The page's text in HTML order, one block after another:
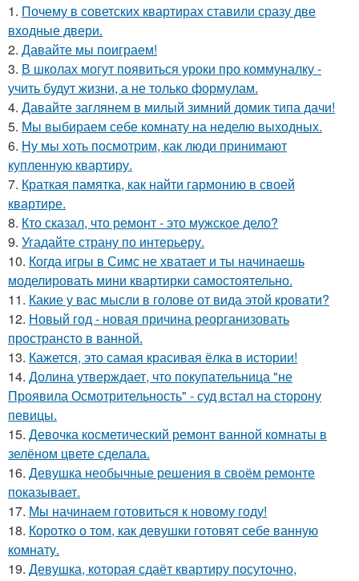
1. Почему в советских квартирах ставили сразу две
входные двери.
2. Давайте мы поиграем!
3. В школах могут появиться уроки про коммуналку -
учить будут жизни, а не только формулам.
4. Давайте заглянем в милый зимний домик типа дачи!
5. Мы выбираем себе комнату на неделю выходных.
6. Ну мы хоть посмотрим, как люди принимают
купленную квартиру.
7. Краткая памятка, как найти гармонию в своей
квартире.
8. Кто сказал, что ремонт - это мужское дело?
9. Угадайте страну по интерьеру.
10. Когда игры в Симс не хватает и ты начинаешь
моделировать мини квартирки самостоятельно.
11. Какие у вас мысли в голове от вида этой кровати?
12. Новый год - новая причина реорганизовать
пространсто в ванной.
13. Кажется, это самая красивая ёлка в истории!
14. Долина утверждает, что покупательница "не
Проявила Осмотрительность" - суд встал на сторону
певицы.
15. Девочка косметический ремонт ванной комнаты в
зелёном цвете сделала.
16. Девушка необычные решения в своём ремонте
показывает.
17. Мы начинаем готовиться к новому году!
18. Коротко о том, как девушки готовят себе ванную
комнату.
19. Девушка, которая сдаёт квартиру посуточно,